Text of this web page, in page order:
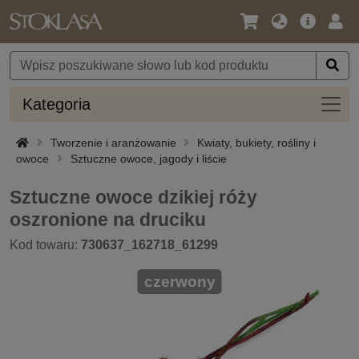
Język
Waluta
Oferta
Kategoria
Tworzenie i aranżowanie
Kwiaty, bukiety, rośliny i
owoce
Sztuczne owoce, jagody i liście
Sztuczne owoce dzikiej róży
oszronione na druciku
Kod towaru: 730637_162718_61299
czerwony